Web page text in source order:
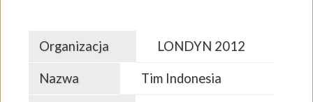
Organizacja LONDYN 2012
Nazwa Tim Indonesia